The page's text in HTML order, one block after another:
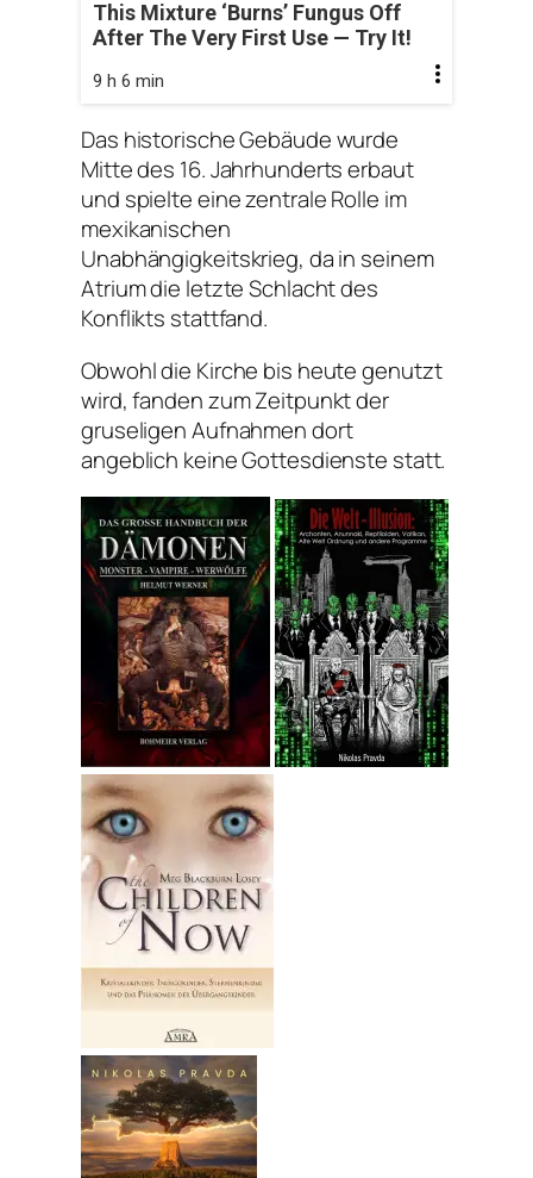
This Mixture ‘Burns’ Fungus Off
After The Very First Use — Try It!
9 h 6 min
Das historische Gebäude wurde
Mitte des 16. Jahrhunderts erbaut
und spielte eine zentrale Rolle im
mexikanischen
Unabhängigkeitskrieg, da in seinem
Atrium die letzte Schlacht des
Konflikts stattfand.
Obwohl die Kirche bis heute genutzt
wird, fanden zum Zeitpunkt der
gruseligen Aufnahmen dort
angeblich keine Gottesdienste statt.